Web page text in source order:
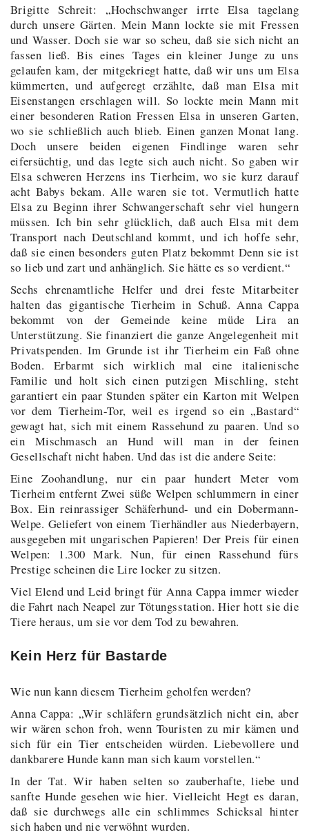
Brigitte Schreit: „Hochschwanger irrte Elsa tagelang
durch unsere Gärten. Mein Mann lockte sie mit Fressen
und Wasser. Doch sie war so scheu, daß sie sich nicht an
fassen ließ. Bis eines Tages ein kleiner Junge zu uns
gelaufen kam, der mitgekriegt hatte, daß wir uns um Elsa
kümmerten, und aufgeregt erzählte, daß man Elsa mit
Eisenstangen erschlagen will. So lockte mein Mann mit
einer besonderen Ration Fressen Elsa in unseren Garten,
wo sie schließlich auch blieb. Einen ganzen Monat lang.
Doch unsere beiden eigenen Findlinge waren sehr
eifersüchtig, und das legte sich auch nicht. So gaben wir
Elsa schweren Herzens ins Tierheim, wo sie kurz darauf
acht Babys bekam. Alle waren sie tot. Vermutlich hatte
Elsa zu Beginn ihrer Schwangerschaft sehr viel hungern
müssen. Ich bin sehr glücklich, daß auch Elsa mit dem
Transport nach Deutschland kommt, und ich hoffe sehr,
daß sie einen besonders guten Platz bekommt Denn sie ist
so lieb und zart und anhänglich. Sie hätte es so verdient.“
Sechs ehrenamtliche Helfer und drei feste Mitarbeiter
halten das gigantische Tierheim in Schuß. Anna Cappa
bekommt von der Gemeinde keine müde Lira an
Unterstützung. Sie finanziert die ganze Angelegenheit mit
Privatspenden. Im Grunde ist ihr Tierheim ein Faß ohne
Boden. Erbarmt sich wirklich mal eine italienische
Familie und holt sich einen putzigen Mischling, steht
garantiert ein paar Stunden später ein Karton mit Welpen
vor dem Tierheim-Tor, weil es irgend so ein „Bastard“
gewagt hat, sich mit einem Rassehund zu paaren. Und so
ein Mischmasch an Hund will man in der feinen
Gesellschaft nicht haben. Und das ist die andere Seite:
Eine Zoohandlung, nur ein paar hundert Meter vom
Tierheim entfernt Zwei süße Welpen schlummern in einer
Box. Ein reinrassiger Schäferhund- und ein Dobermann-
Welpe. Geliefert von einem Tierhändler aus Niederbayern,
ausgegeben mit ungarischen Papieren! Der Preis für einen
Welpen: 1.300 Mark. Nun, für einen Rassehund fürs
Prestige scheinen die Lire locker zu sitzen.
Viel Elend und Leid bringt für Anna Cappa immer wieder
die Fahrt nach Neapel zur Tötungsstation. Hier hott sie die
Tiere heraus, um sie vor dem Tod zu bewahren.
Kein Herz für Bastarde
Wie nun kann diesem Tierheim geholfen werden?
Anna Cappa: „Wir schläfern grundsätzlich nicht ein, aber
wir wären schon froh, wenn Touristen zu mir kämen und
sich für ein Tier entscheiden würden. Liebevollere und
dankbarere Hunde kann man sich kaum vorstellen.“
In der Tat. Wir haben selten so zauberhafte, liebe und
sanfte Hunde gesehen wie hier. Vielleicht Hegt es daran,
daß sie durchwegs alle ein schlimmes Schicksal hinter
sich haben und nie verwöhnt wurden.